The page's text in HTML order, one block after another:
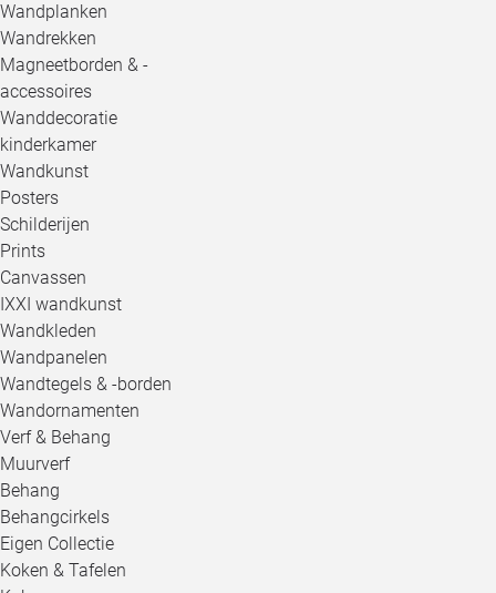
Wandplanken
Wandrekken
Magneetborden & -
accessoires
Wanddecoratie
kinderkamer
Wandkunst
Posters
Schilderijen
Prints
Canvassen
IXXI wandkunst
Wandkleden
Wandpanelen
Wandtegels & -borden
Wandornamenten
Verf & Behang
Muurverf
Behang
Behangcirkels
Eigen Collectie
Koken & Tafelen